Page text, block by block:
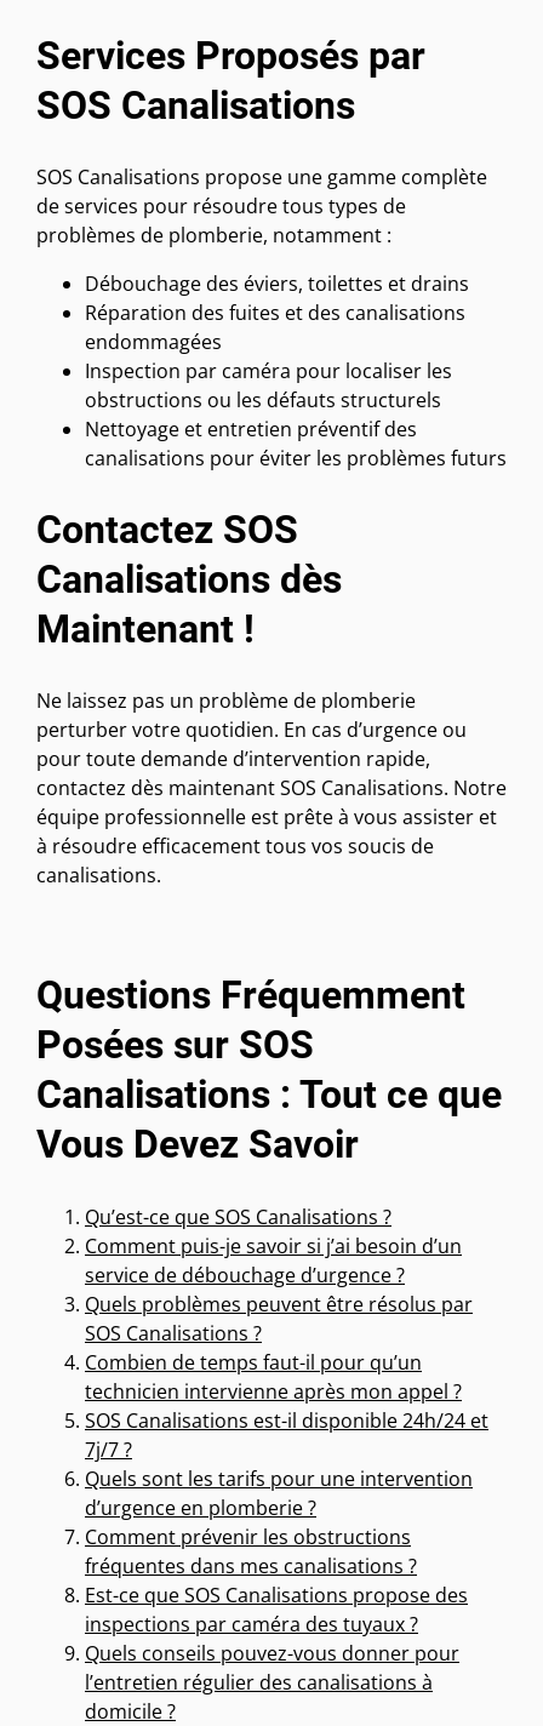
Services Proposés par
SOS Canalisations
SOS Canalisations propose une gamme complète
de services pour résoudre tous types de
problèmes de plomberie, notamment :
Débouchage des éviers, toilettes et drains
Réparation des fuites et des canalisations
endommagées
Inspection par caméra pour localiser les
obstructions ou les défauts structurels
Nettoyage et entretien préventif des
canalisations pour éviter les problèmes futurs
Contactez SOS
Canalisations dès
Maintenant !
Ne laissez pas un problème de plomberie
perturber votre quotidien. En cas d’urgence ou
pour toute demande d’intervention rapide,
contactez dès maintenant SOS Canalisations. Notre
équipe professionnelle est prête à vous assister et
à résoudre efficacement tous vos soucis de
canalisations.
Questions Fréquemment
Posées sur SOS
Canalisations : Tout ce que
Vous Devez Savoir
Qu’est-ce que SOS Canalisations ?
Comment puis-je savoir si j’ai besoin d’un
service de débouchage d’urgence ?
Quels problèmes peuvent être résolus par
SOS Canalisations ?
Combien de temps faut-il pour qu’un
technicien intervienne après mon appel ?
SOS Canalisations est-il disponible 24h/24 et
7j/7 ?
Quels sont les tarifs pour une intervention
d’urgence en plomberie ?
Comment prévenir les obstructions
fréquentes dans mes canalisations ?
Est-ce que SOS Canalisations propose des
inspections par caméra des tuyaux ?
Quels conseils pouvez-vous donner pour
l’entretien régulier des canalisations à
domicile ?